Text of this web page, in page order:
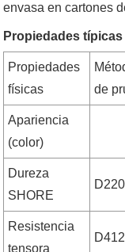
envasa en cartones
Propiedades típicas
Propiedades
físicas
de
Apariencia
(color)
Dureza
SHORE
Resistencia
tensora
D412